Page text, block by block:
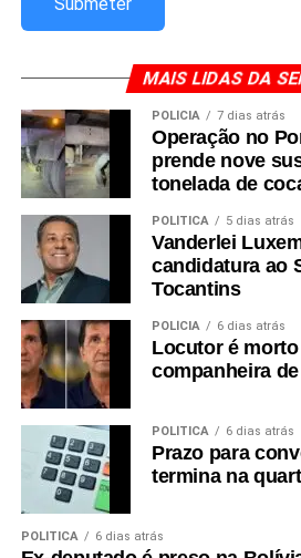
MAIS LIDAS DA
POLÍCIA 7 dias atrás
Operação no
prende nove
tonelada de
POLÍTICA 5 dias atrás
Vanderlei
candidatura ao
Tocantins
POLÍCIA 6 dias atrás
Locutor é
companheira
POLÍTICA 6 dias atrás
Prazo para
termina na
POLÍTICA 6 dias atrás